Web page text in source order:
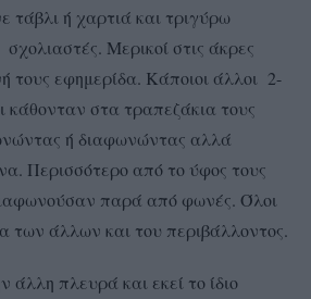
τάβλι ή χαρτιά και τριγύρω
σχολιαστές. Μερικοί στις άκρες
τους εφημερίδα. Κάποιοι άλλοι 2-
κάθονταν στα τραπεζάκια τους
ή διαφωνώντας αλλά
Περισσότερο από το ύφος τους
παρά από φωνές. Όλοι
των άλλων και του περιβάλλοντος.
πλευρά και εκεί το ίδιο